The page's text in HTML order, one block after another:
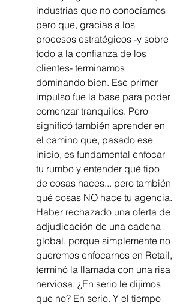
industrias que no conocíamos
pero que, gracias a los
procesos estratégicos -y sobre
todo a la confianza de los
clientes- terminamos
dominando bien. Ese primer
impulso fue la base para poder
comenzar tranquilos. Pero
significó también aprender en
el camino que, pasado ese
inicio, es fundamental enfocar
tu rumbo y entender qué tipo
de cosas haces... pero también
qué cosas NO hace tu agencia.
Haber rechazado una oferta de
adjudicación de una cadena
global, porque simplemente no
queremos enfocarnos en Retail,
terminó la llamada con una risa
nerviosa. ¿En serio le dijimos
que no? En serio. Y el tiempo